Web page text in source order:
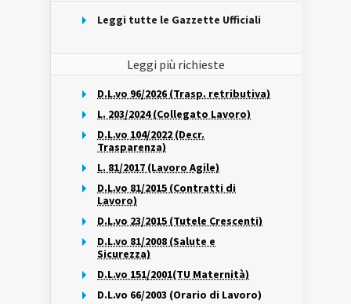
Leggi tutte le Gazzette Ufficiali
Leggi più richieste
D.L.vo 96/2026 (Trasp. retributiva)
L. 203/2024 (Collegato Lavoro)
D.L.vo 104/2022 (Decr.
Trasparenza)
L. 81/2017 (Lavoro Agile)
D.L.vo 81/2015 (Contratti di
Lavoro)
D.L.vo 23/2015 (Tutele Crescenti)
D.L.vo 81/2008 (Salute e
Sicurezza)
D.L.vo 151/2001(TU Maternità)
D.L.vo 66/2003 (Orario di Lavoro)